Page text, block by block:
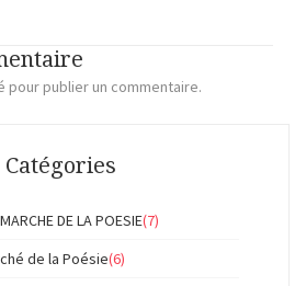
pour publier un commentaire.
Catégories
DE LA POESIE(7)
de la Poésie(6)